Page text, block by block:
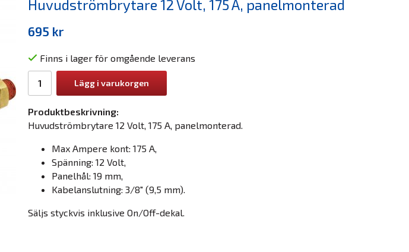
Huvudströmbrytare 12 Volt, 175 A, panelmonterad
695 kr
Finns i lager för omgående leverans
Lägg i varukorgen
Produktbeskrivning:
Huvudströmbrytare 12 Volt, 175 A, panelmonterad.
Max Ampere kont: 175 A,
Spänning: 12 Volt,
Panelhål: 19 mm,
Kabelanslutning: 3/8" (9,5 mm).
Säljs styckvis inklusive On/Off-dekal.